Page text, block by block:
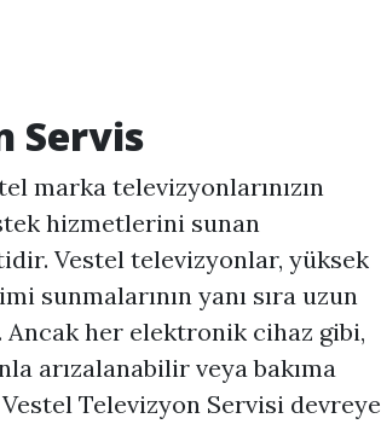
Servis
marka televizyonlarınızın
hizmetlerini sunan
Vestel televizyonlar, yüksek
sunmalarının yanı sıra uzun
her elektronik cihaz gibi,
arızalanabilir veya bakıma
Televizyon Servisi devreye